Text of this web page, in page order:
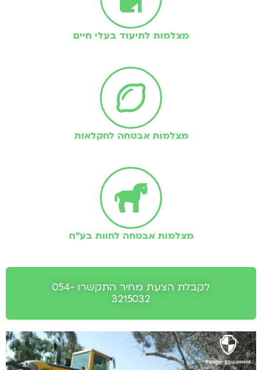
מצלמות לתיעוד בעלי חיים
מצלמות אבטחה לחקלאות
מצלמות אבטחה לחוות בע"ח
לקבלת הצעת מחיר התקשרו 054-
3215032